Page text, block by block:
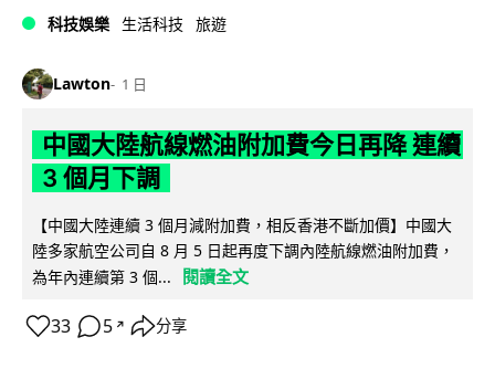
科技娛樂 生活科技 旅遊
Lawton 1 日
中國大陸航線燃油附加費今日再降 連續
3 個月下調
【中國大陸連續 3 個月減附加費，相反香港不斷加價】中國大
陸多家航空公司自 8 月 5 日起再度下調內陸航線燃油附加費，
為年內連續第 3 個...
閱讀全文
33 5 ↗ 分享